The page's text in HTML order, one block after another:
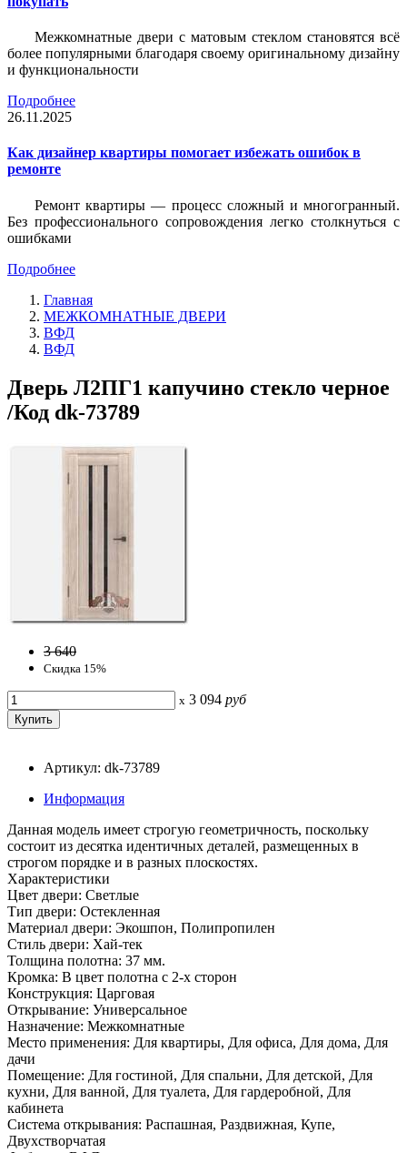
Межкомнатные двери с матовым стеклом становятся всё
более популярными благодаря своему оригинальному дизайну
и функциональности
Подробнее
26.11.2025
Как дизайнер квартиры помогает избежать ошибок в
ремонте
Ремонт квартиры — процесс сложный и многогранный.
Без профессионального сопровождения легко столкнуться с
ошибками
Подробнее
Главная
МЕЖКОМНАТНЫЕ ДВЕРИ
ВФД
ВФД
Дверь Л2ПГ1 капучино стекло черное
/Код dk-73789
3 640
Скидка 15%
x 3 094 руб
Артикул: dk-73789
Информация
Данная модель имеет строгую геометричность, поскольку
состоит из десятка идентичных деталей, размещенных в
строгом порядке и в разных плоскостях.
Характеристики
Цвет двери: Светлые
Тип двери: Остекленная
Материал двери: Экошпон, Полипропилен
Стиль двери: Хай-тек
Толщина полотна: 37 мм.
Кромка: В цвет полотна с 2-х сторон
Конструкция: Царговая
Открывание: Универсальное
Назначение: Межкомнатные
Место применения: Для квартиры, Для офиса, Для дома, Для
дачи
Помещение: Для гостиной, Для спальни, Для детской, Для
кухни, Для ванной, Для туалета, Для гардеробной, Для
кабинета
Система открывания: Распашная, Раздвижная, Купе,
Двухстворчатая